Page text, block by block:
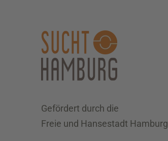
Gefördert durch die
Freie und Hansestadt Hamburg